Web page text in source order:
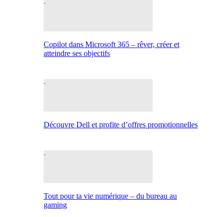
Copilot dans Microsoft 365 – rêver, créer et
atteindre ses objectifs
Découvre Dell et profite d’offres promotionnelles
Tout pour ta vie numérique – du bureau au
gaming